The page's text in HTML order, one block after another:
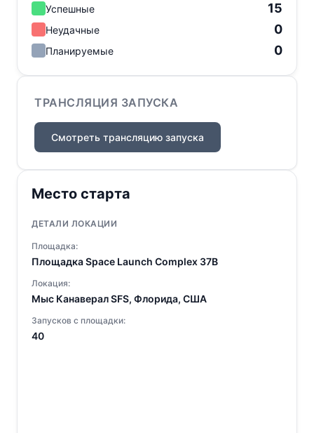
Успешные 15
Неудачные 0
Планируемые 0
ТРАНСЛЯЦИЯ ЗАПУСКА
Смотреть трансляцию запуска
Место старта
ДЕТАЛИ ЛОКАЦИИ
Площадка:
Площадка Space Launch Complex 37B
Локация:
Мыс Канаверал SFS, Флорида, США
Запусков с площадки:
40